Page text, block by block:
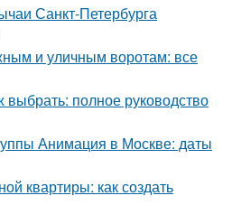
Санкт-Петербурга
и уличным воротам: все
выбрать: полное руководство
Анимация в Москве: даты
квартиры: как создать